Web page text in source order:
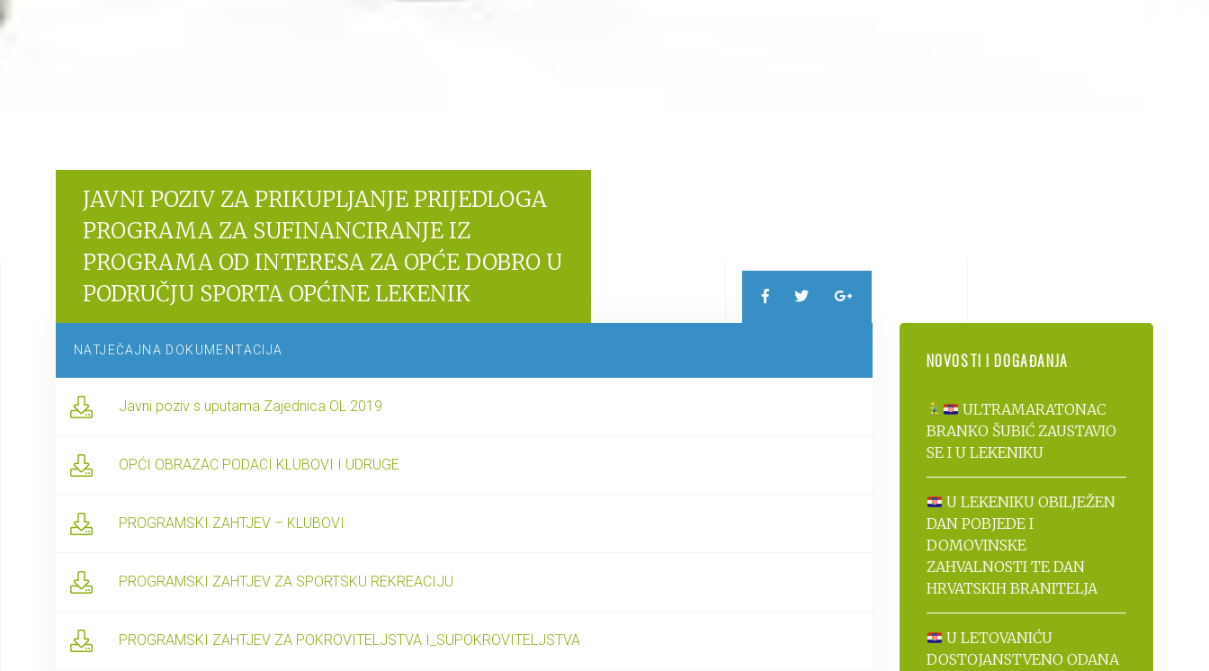
JAVNI POZIV ZA PRIKUPLJANJE PRIJEDLOGA
PROGRAMA ZA SUFINANCIRANJE IZ
PROGRAMA OD INTERESA ZA OPĆE DOBRO U
PODRUČJU SPORTA OPĆINE LEKENIK
NATJEČAJNA DOKUMENTACIJA
Javni poziv s uputama Zajednica OL 2019
OPĆI OBRAZAC PODACI KLUBOVI I UDRUGE
PROGRAMSKI ZAHTJEV – KLUBOVI
PROGRAMSKI ZAHTJEV ZA SPORTSKU REKREACIJU
PROGRAMSKI ZAHTJEV ZA POKROVITELJSTVA I_SUPOKROVITELJSTVA
NOVOSTI I DOGAĐANJA
ULTRAMARATONAC
BRANKO ŠUBIĆ ZAUSTAVIO
SE I U LEKENIKU
U LEKENIKU OBILJEŽEN
DAN POBJEDE I
DOMOVINSKE
ZAHVALNOSTI TE DAN
HRVATSKIH BRANITELJA
U LETOVANIĆU
DOSTOJANSTVENO ODANA